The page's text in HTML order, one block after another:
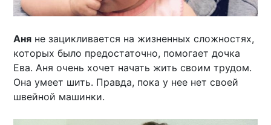
Аня не зацикливается на жизненных сложностях,
которых было предостаточно, помогает дочка
Ева. Аня очень хочет начать жить своим трудом.
Она умеет шить. Правда, пока у нее нет своей
швейной машинки.